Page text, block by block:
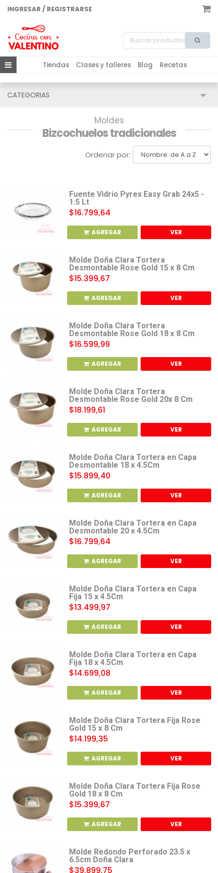
INGRESAR / REGISTRARSE
Tiendas Clases y talleres Blog Recetas
CATEGORIAS
Moldes
Bizcochuelos tradicionales
Ordenar por:
Fuente Vidrio Pyrex Easy Grab 24x5 -
1.5 Lt
$16.799,64
AGREGAR VER
Molde Doña Clara Tortera
Desmontable Rose Gold 15 x 8 Cm
$15.399,67
AGREGAR VER
Molde Doña Clara Tortera
Desmontable Rose Gold 18 x 8 Cm
$16.599,99
AGREGAR VER
Molde Doña Clara Tortera
Desmontable Rose Gold 20x 8 Cm
$18.199,61
AGREGAR VER
Molde Doña Clara Tortera en Capa
Desmontable 18 x 4.5Cm
$15.899,40
AGREGAR VER
Molde Doña Clara Tortera en Capa
Desmontable 20 x 4.5Cm
$16.799,64
AGREGAR VER
Molde Doña Clara Tortera en Capa
Fija 15 x 4.5Cm
$13.499,97
AGREGAR VER
Molde Doña Clara Tortera en Capa
Fija 18 x 4.5Cm
$14.699,08
AGREGAR VER
Molde Doña Clara Tortera Fija Rose
Gold 15 x 8 Cm
$14.199,35
AGREGAR VER
Molde Doña Clara Tortera Fija Rose
Gold 18 x 8 Cm
$15.399,67
AGREGAR VER
Molde Redondo Perforado 23.5 x
6.5cm Doña Clara
$39.899,75